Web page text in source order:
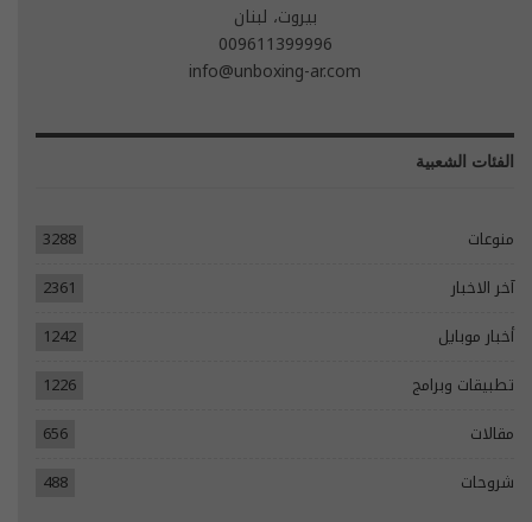
بيروت، لبنان
009611399996
info@unboxing-ar.com
الفئات الشعبية
منوعات
3288
آخر الاخبار
2361
أخبار موبايل
1242
تطبيقات وبرامج
1226
مقالات
656
شروحات
488